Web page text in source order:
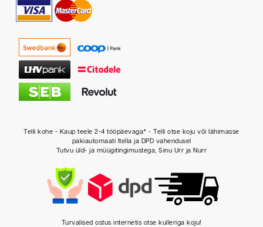
Telli kohe - Kaup teele 2-4 tööpäevaga* - Telli otse koju või lähimasse
pakiautomaati Itella ja DPD vahendusel
Tutvu üld- ja müügitingimustega, Sinu Urr ja Nurr
Turvalised ostus internetis otse kulleriga koju!